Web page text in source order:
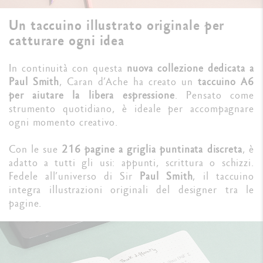
Un taccuino illustrato originale per
catturare ogni idea
In continuità con questa nuova collezione dedicata a
Paul Smith, Caran d’Ache ha creato un taccuino A6
per aiutare la libera espressione. Pensato come
strumento quotidiano, è ideale per accompagnare
ogni momento creativo.
Con le sue 216 pagine a griglia puntinata discreta, è
adatto a tutti gli usi: appunti, scrittura o schizzi.
Fedele all’universo di Sir Paul Smith, il taccuino
integra illustrazioni originali del designer tra le
pagine.